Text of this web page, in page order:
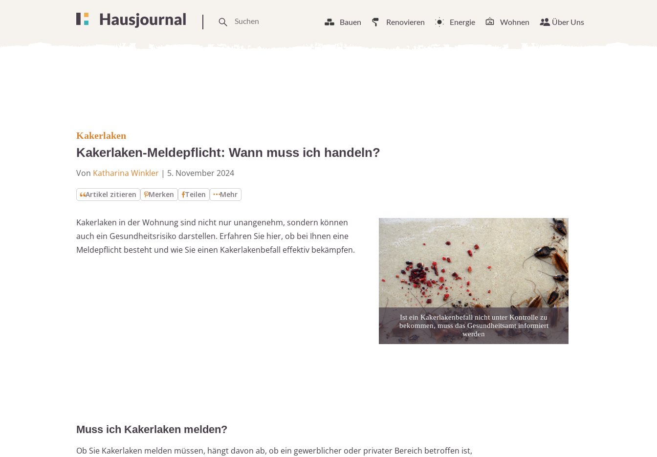
Bauen Renovieren Energie Wohnen Über Uns
Kakerlaken
Kakerlaken-Meldepflicht: Wann muss ich handeln?
Von Katharina Winkler | 5. November 2024
Artikel zitieren Merken Teilen Mehr
Kakerlaken in der Wohnung sind nicht nur unangenehm, sondern können
auch ein Gesundheitsrisiko darstellen. Erfahren Sie hier, ob bei Ihnen eine
Meldepflicht besteht und wie Sie einen Kakerlakenbefall effektiv bekämpfen.
Ist ein Kakerlakenbefall nicht unter Kontrolle zu
bekommen, muss das Gesundheitsamt informiert
werden
Muss ich Kakerlaken melden?
Ob Sie Kakerlaken melden müssen, hängt davon ab, ob ein gewerblicher oder privater Bereich betroffen ist,